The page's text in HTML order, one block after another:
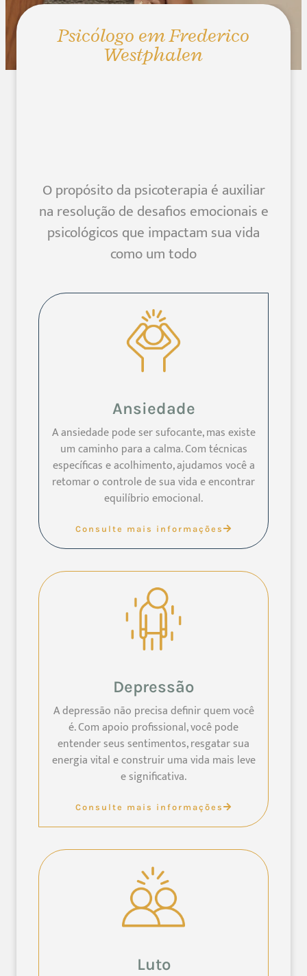
Psicólogo em Frederico
Westphalen
O propósito da psicoterapia é auxiliar
na resolução de desafios emocionais e
psicológicos que impactam sua vida
como um todo
Ansiedade
A ansiedade pode ser sufocante, mas existe
um caminho para a calma. Com técnicas
específicas e acolhimento, ajudamos você a
retomar o controle de sua vida e encontrar
equilíbrio emocional.
Consulte mais informações
Depressão
A depressão não precisa definir quem você
é. Com apoio profissional, você pode
entender seus sentimentos, resgatar sua
energia vital e construir uma vida mais leve
e significativa.
Consulte mais informações
Luto